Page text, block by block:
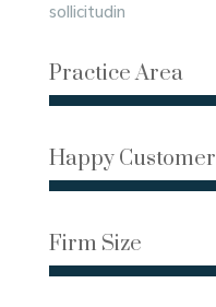
sollicitudin
Practice Area
Happy Customer
Firm Size